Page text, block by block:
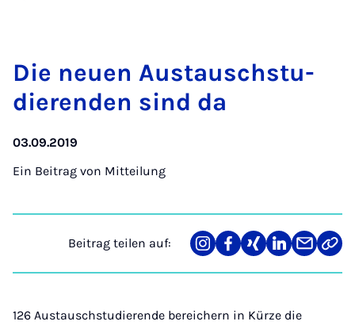
Die neu­en Aus­tausch­stu­
die­ren­den sind da
03.09.2019
Ein Beitrag von Mitteilung
Beitrag teilen auf:
Teilen
auf
Teilen
auf
Teilen
auf
Teilen
auf
Teilen
über
Link
126 Austauschstudierende bereichern in Kürze die